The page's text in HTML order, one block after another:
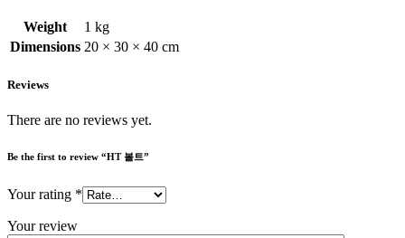
Weight
1 kg
Dimensions 20 × 30 × 40 cm
Reviews
There are no reviews yet.
Be the first to review “HT 볼트”
Your rating *
Your review